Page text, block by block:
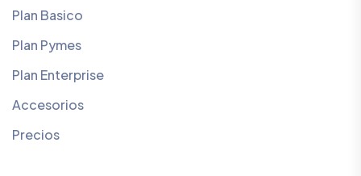
Plan Basico
Plan Pymes
Plan Enterprise
Accesorios
Precios